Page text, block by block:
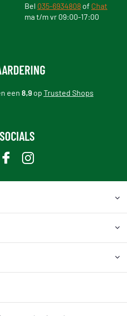
Bel 035-6934808 of Chat
ma t/m vr 09:00-17:00
een 8,9op Trusted Shops
SOCIALS